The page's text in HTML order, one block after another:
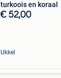
turkoois en koraal
€ 52,00
Ukkel